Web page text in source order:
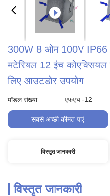
300W 8 ओम 100V IP66
मटेरियल 12 इंच कोएक्सियल
लिए आउटडोर उपयोग
मॉडल संख्या: एफएच -12
सबसे अच्छी कीमत पाएं
विस्तृत जानकारी
विस्तृत जानकारी